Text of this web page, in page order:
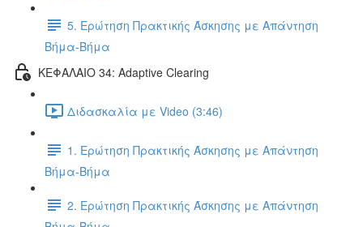
5. Ερώτηση Πρακτικής Άσκησης με Απάντηση
Βήμα-Βήμα
ΚΕΦΑΛΑΙΟ 34: Adaptive Clearing
Διδασκαλία με Video (3:46)
1. Ερώτηση Πρακτικής Άσκησης με Απάντηση
Βήμα-Βήμα
2. Ερώτηση Πρακτικής Άσκησης με Απάντηση